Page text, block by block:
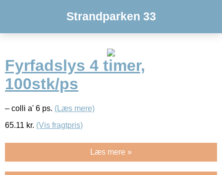
Strandparken 33
Fyrfadslys 4 timer,
100stk/ps
– colli a' 6 ps. (Læs mere)
65.11 kr. (Vis fragtpris)
Læs mere »